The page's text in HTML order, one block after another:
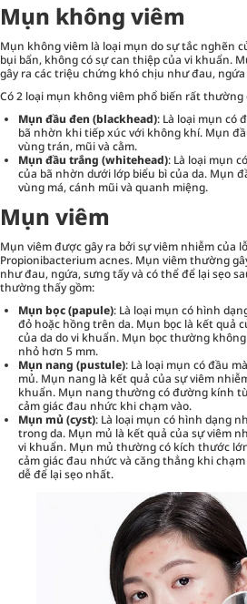
Mụn không viêm
Mụn không viêm là loại mụn do sự tắc nghẽn
bụi bẩn, không có sự can thiệp của vi khuẩn.
gây ra các triệu chứng khó chịu như đau,
Có 2 loại mụn không viêm phổ biến rất thường
Mụn đầu đen (blackhead): Là loại mụn có
bã nhờn khi tiếp xúc với không khí. Mụn
vùng trán, mũi và cằm.
Mụn đầu trắng (whitehead): Là loại mụn
của bã nhờn dưới lớp biểu bì của da. Mụn
vùng má, cánh mũi và quanh miệng.
Mụn viêm
Mụn viêm được gây ra bởi sự viêm nhiễm của
Propionibacterium acnes. Mụn viêm thường
như đau, ngứa, sưng tấy và có thể để lại sẹo
thường thấy gồm:
Mụn bọc (papule): Là loại mụn có hình
đỏ hoặc hồng trên da. Mụn bọc là kết quả
của da do vi khuẩn. Mụn bọc thường
nhỏ hơn 5 mm.
Mụn nang (pustule): Là loại mụn có đầu
mủ. Mụn nang là kết quả của sự viêm
khuẩn. Mụn nang thường có đường kính
cảm giác đau nhức khi chạm vào.
Mụn mủ (cyst): Là loại mụn có hình dạng
trong da. Mụn mủ là kết quả của sự viêm
vi khuẩn. Mụn mủ thường có kích thước
cảm giác đau nhức và căng thẳng khi
dễ để lại sẹo nhất.